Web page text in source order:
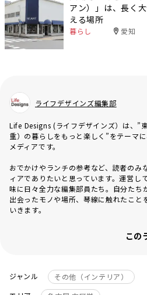
アン）」は、長く
える場所
暮らし 愛知
ライフデザインズ編集部
Life Designs (ライフデザインズ）は、”
重）の暮らしをもっと楽しく”をテーマ
メディアです。
おでかけやランチの参考など、読者のみ
ィアでありたいと思っています。運営し
味に日々全力な編集部員たち。自分たち
出会ったモノや場所、琴線に触れたこと
いきます。
この
ジャンル
その他（インテリア）